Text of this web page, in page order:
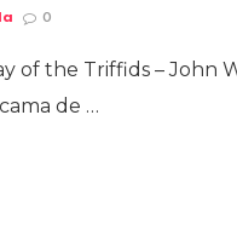
0
of the Triffids – John
de …